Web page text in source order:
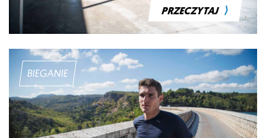
PRZECZYTAJ ⟩
BIEGANIE